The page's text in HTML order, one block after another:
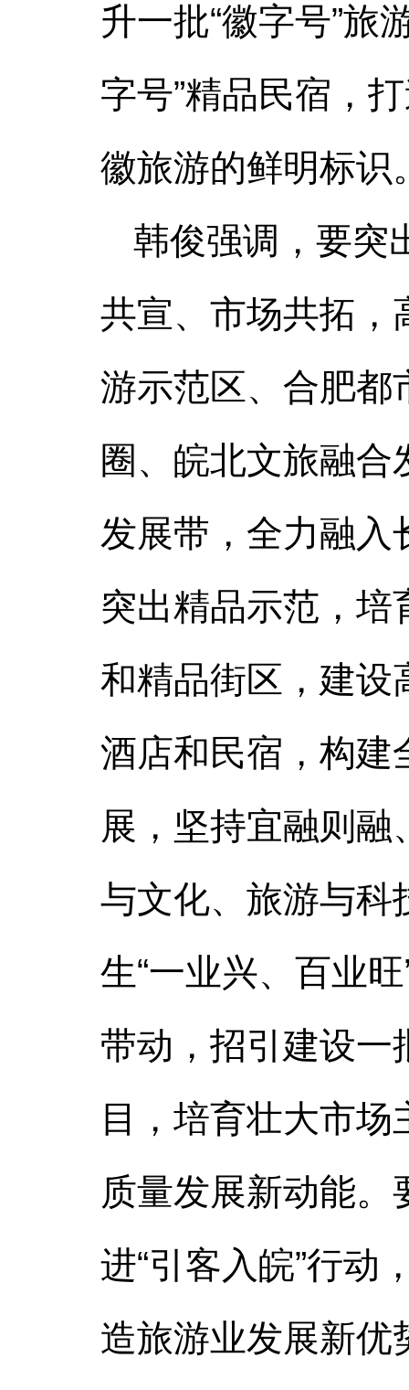
升一批“徽字号”旅
字号”精品民宿，
徽旅游的鲜明标识
韩俊强调，要突
共宣、市场共拓，
游示范区、合肥都
圈、皖北文旅融
发展带，全力融入
突出精品示范，培
和精品街区，建设
酒店和民宿，构建
展，坚持宜融则融
与文化、旅游与科
生“一业兴、百业
带动，招引建设一
目，培育壮大市
质量发展新动能
进“引客入皖”行动
造旅游业发展新优